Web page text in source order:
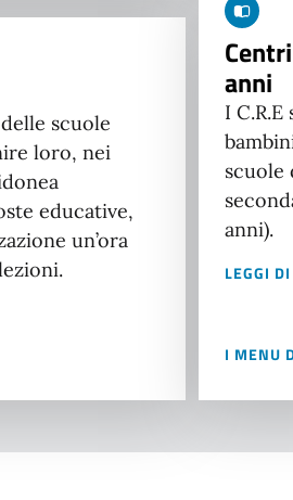
scuole
loro, nei
educative,
un’ora
anni
I
scuole
anni).
LEGGI
I MENU